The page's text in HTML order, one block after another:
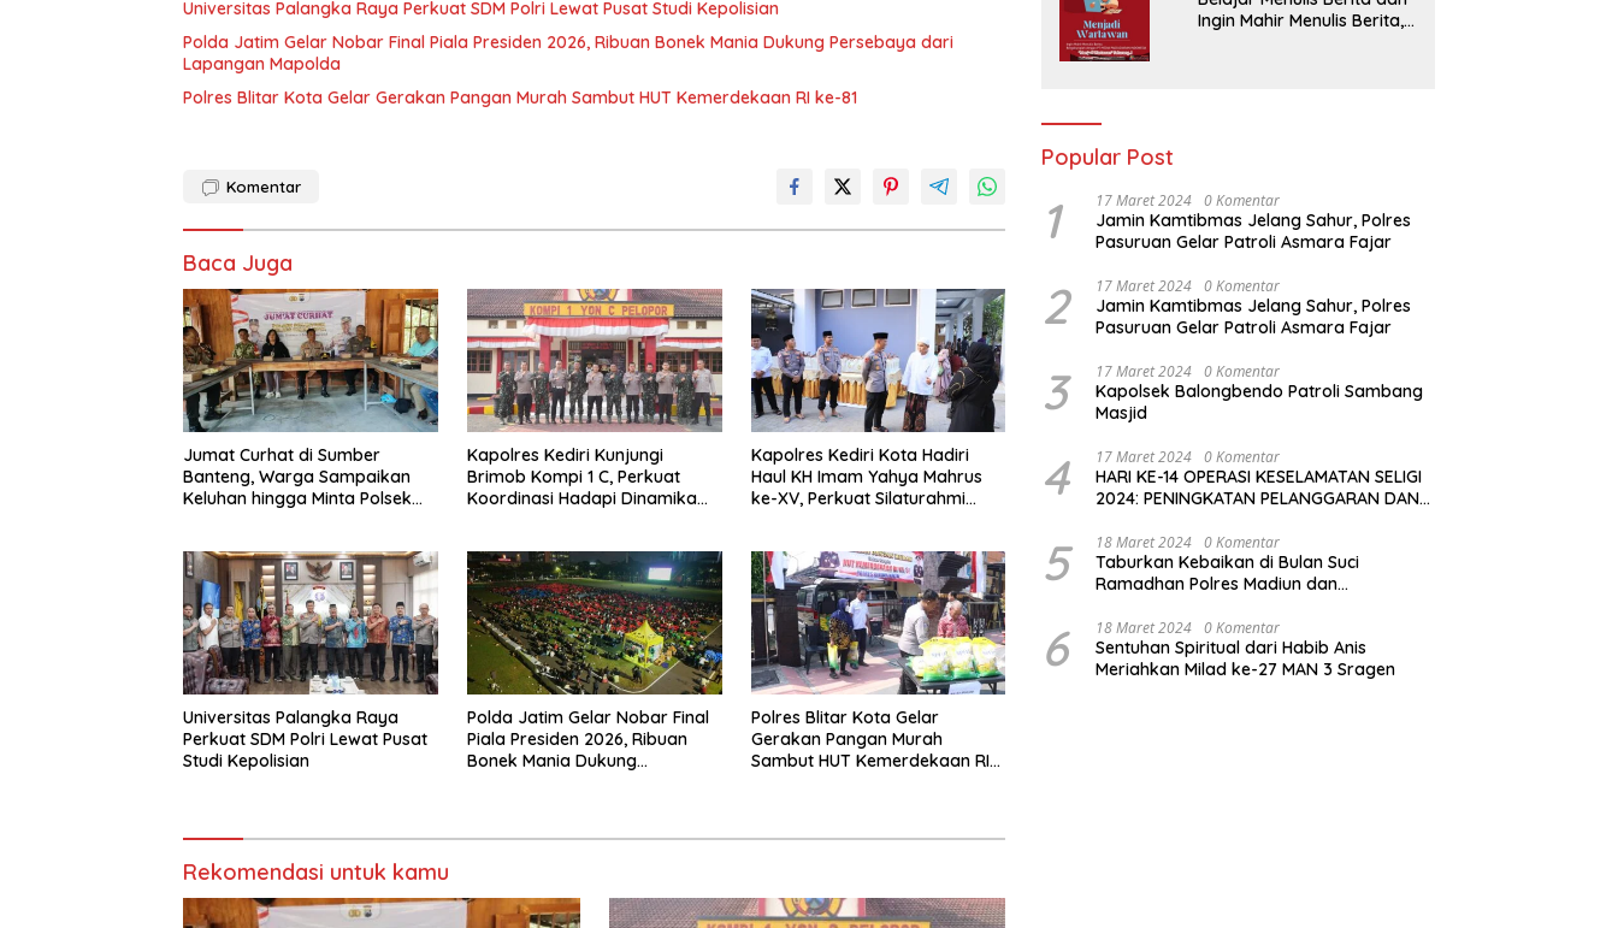
Universitas Palangka Raya Perkuat SDM Polri Lewat Pusat Studi Kepolisian
Polda Jatim Gelar Nobar Final Piala Presiden 2026, Ribuan Bonek Mania Dukung Persebaya dari
Lapangan Mapolda
Polres Blitar Kota Gelar Gerakan Pangan Murah Sambut HUT Kemerdekaan RI ke-81
Komentar
Baca Juga
Jumat Curhat di Sumber
Banteng, Warga Sampaikan
Keluhan hingga Minta Polsek
Kapolres Kediri Kunjungi
Brimob Kompi 1 C, Perkuat
Koordinasi Hadapi Dinamika
Kapolres Kediri Kota Hadiri
Haul KH Imam Yahya Mahrus
ke-XV, Perkuat Silaturahmi
Universitas Palangka Raya
Perkuat SDM Polri Lewat Pusat
Studi Kepolisian
Polda Jatim Gelar Nobar Final
Piala Presiden 2026, Ribuan
Bonek Mania Dukung
Polres Blitar Kota Gelar
Gerakan Pangan Murah
Sambut HUT Kemerdekaan RI
Rekomendasi untuk kamu
Ingin Mahir Menulis Berita,
Popular Post
1 17 Maret 2024 0 Komentar
Jamin Kamtibmas Jelang Sahur, Polres
Pasuruan Gelar Patroli Asmara Fajar
2 17 Maret 2024 0 Komentar
Jamin Kamtibmas Jelang Sahur, Polres
Pasuruan Gelar Patroli Asmara Fajar
3 17 Maret 2024 0 Komentar
Kapolsek Balongbendo Patroli Sambang
Masjid
4 17 Maret 2024 0 Komentar
HARI KE-14 OPERASI KESELAMATAN SELIGI
2024: PENINGKATAN PELANGGARAN DAN
5 18 Maret 2024 0 Komentar
Taburkan Kebaikan di Bulan Suci
Ramadhan Polres Madiun dan
6 18 Maret 2024 0 Komentar
Sentuhan Spiritual dari Habib Anis
Meriahkan Milad ke-27 MAN 3 Sragen